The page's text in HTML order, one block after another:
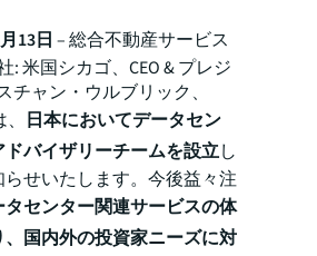
13日 – 総合不動産サービス
: 米国シカゴ、CEO & プレジ
チャン・ウルブリック、
日本においてデータセン
バイザリーチームを設立し
せいたします。今後益々注
タセンター関連サービスの体
国内外の投資家ニーズに対